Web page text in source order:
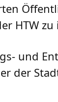
HTW
und
der